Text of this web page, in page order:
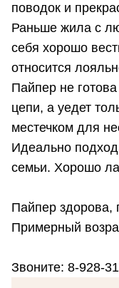
поводок и
Раньше жила с
себя хорошо
относится
Пайпер не
цепи, а уедет
местечком для
Идеально
семьи. Хорошо
Пайпер здорова,
Примерный
Звоните: 8-928-